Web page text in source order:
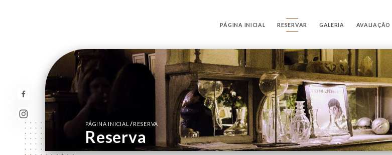
PÁGINA INICIAL RESERVAR GALERIA AVALIAÇÃO
PÁGINA INICIAL/ RESERVA
Reserva